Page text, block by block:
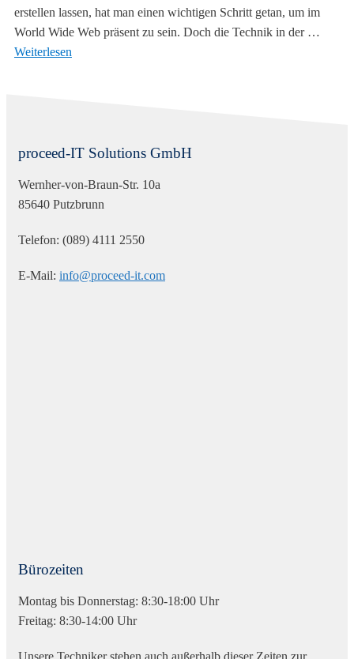
erstellen lassen, hat man einen wichtigen Schritt getan, um im
World Wide Web präsent zu sein. Doch die Technik in der …
Weiterlesen
proceed-IT Solutions GmbH
Wernher-von-Braun-Str. 10a
85640 Putzbrunn
Telefon: (089) 4111 2550
E-Mail: info@proceed-it.com
Bürozeiten
Montag bis Donnerstag: 8:30-18:00 Uhr
Freitag: 8:30-14:00 Uhr
Unsere Techniker stehen auch außerhalb dieser Zeiten zur